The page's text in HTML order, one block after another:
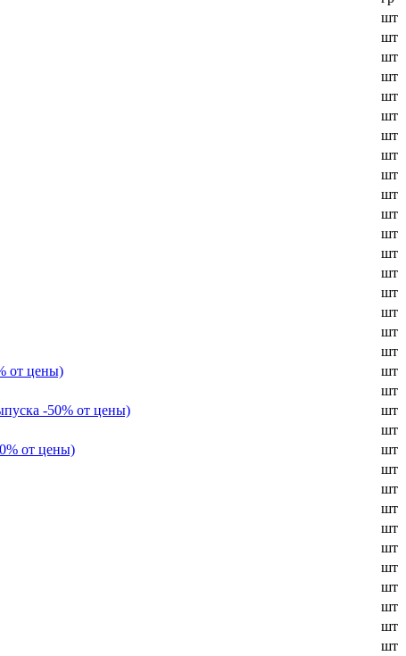
шт
шт
шт
шт
шт
шт
шт
шт
шт
шт
шт
шт
шт
шт
шт
шт
шт
шт
от цены)
шт
шт
-50% от цены)
шт
шт
от цены)
шт
шт
шт
шт
шт
шт
шт
шт
шт
шт
шт